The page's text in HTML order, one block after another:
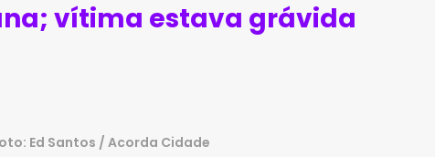
vítima estava grávida
Ed Santos / Acorda Cidade